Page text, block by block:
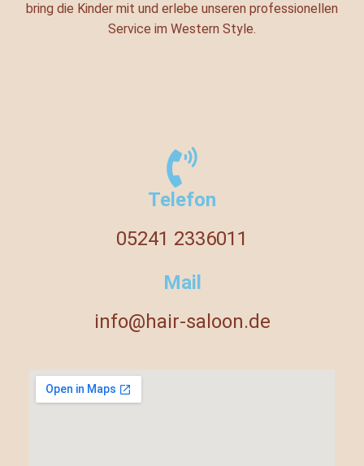
bring die Kinder mit und erlebe unseren professionellen
Service im Western Style.
Telefon
05241 2336011
Mail
info@hair-saloon.de